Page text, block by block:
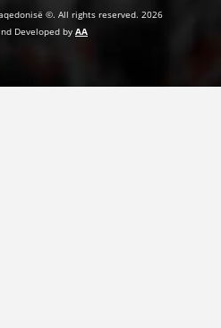
©. All rights reserved. 2026
Developed by AA